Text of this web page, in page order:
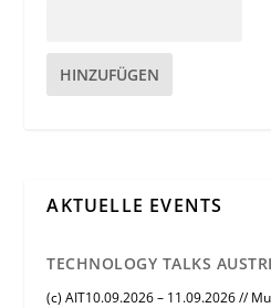
HINZUFÜGEN
AKTUELLE EVENTS
TECHNOLOGY TALKS
(c) AIT10.09.2026 – 11.09.2026 //